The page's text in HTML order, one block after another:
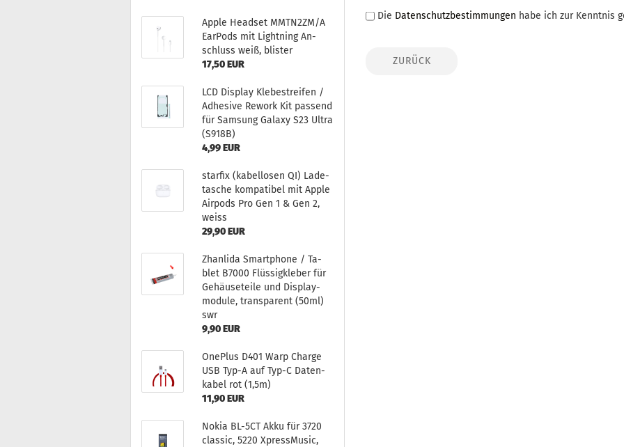
Die Datenschutzbestimmungen habe ich zur Kenntnis
ZURÜCK
Apple Head­set MMTN2ZM/A
Ear­Pods mit Light­ning An­
schluss weiß, blis­ter
17,50 EUR
LCD Dis­play Kle­be­strei­fen /
Ad­he­si­ve Re­work Kit pas­send
für Sam­sung Ga­la­xy S23 Ultra
(S918B)
4,99 EUR
star­fix (ka­bel­lo­sen QI) La­de­
ta­sche kom­pa­ti­bel mit Apple
Air­pods Pro Gen 1 & Gen 2,
weiss
29,90 EUR
Zhan­li­da Smart­pho­ne / Ta­
blet B7000 Flüs­sig­kle­ber für
Ge­häu­se­tei­le und Dis­play­
mo­du­le, trans­pa­rent (50ml)
swr
9,90 EUR
One­Plus D401 Warp Char­ge
USB Typ-A auf Typ-C Da­ten­
ka­bel rot (1,5m)
11,90 EUR
Nokia BL-​5CT Akku für 3720
clas­sic, 5220 Xpress­Mu­sic,